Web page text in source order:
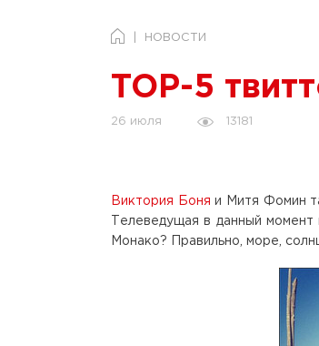
НОВОСТИ
TOP-5
26 июля 13181
Виктория Боня и Митя Фомин
Телеведущая в данный
Монако? Правильно, море,